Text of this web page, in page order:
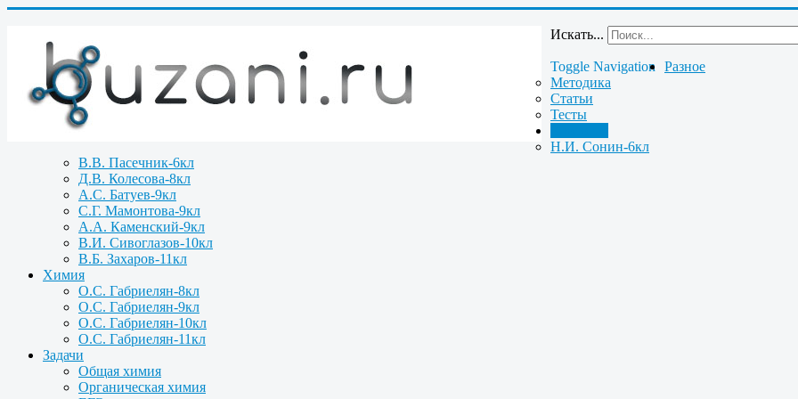
Искать...
Toggle Navigation
Разное
Методика
Статьи
Тесты
Н.И. Сонин-6кл
В.В. Пасечник-6кл
Д.В. Колесова-8кл
А.С. Батуев-9кл
С.Г. Мамонтова-9кл
А.А. Каменский-9кл
В.И. Сивоглазов-10кл
В.Б. Захаров-11кл
Химия
О.С. Габриелян-8кл
О.С. Габриелян-9кл
О.С. Габриелян-10кл
О.С. Габриелян-11кл
Задачи
Общая химия
Органическая химия